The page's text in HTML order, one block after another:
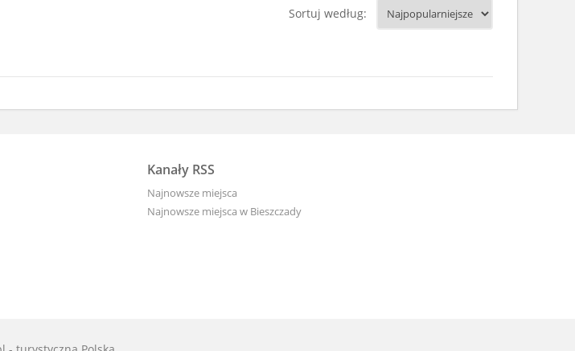
Sortuj według:
Kanały RSS
Najnowsze miejsca
Najnowsze miejsca w Bieszczady